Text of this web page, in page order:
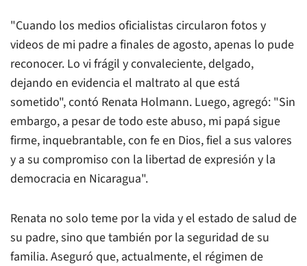
"Cuando los medios oficialistas circularon fotos y
videos de mi padre a finales de agosto, apenas lo pude
reconocer. Lo vi frágil y convaleciente, delgado,
dejando en evidencia el maltrato al que está
sometido", contó Renata Holmann. Luego, agregó: "Sin
embargo, a pesar de todo este abuso, mi papá sigue
firme, inquebrantable, con fe en Dios, fiel a sus valores
y a su compromiso con la libertad de expresión y la
democracia en Nicaragua".
Renata no solo teme por la vida y el estado de salud de
su padre, sino que también por la seguridad de su
familia. Aseguró que, actualmente, el régimen de